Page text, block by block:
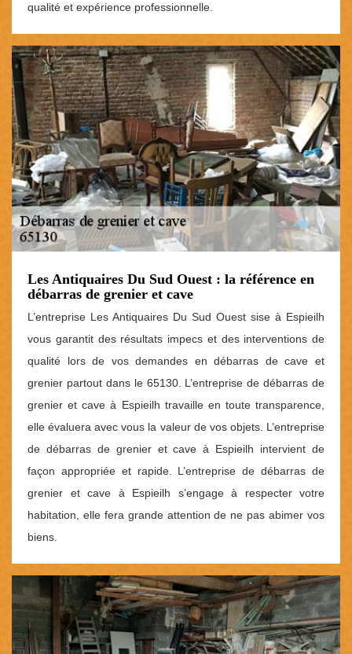
qualité et expérience professionnelle.
Les Antiquaires Du Sud Ouest : la référence en
débarras de grenier et cave
L’entreprise Les Antiquaires Du Sud Ouest sise à Espieilh
vous garantit des résultats impecs et des interventions de
qualité lors de vos demandes en débarras de cave et
grenier partout dans le 65130. L’entreprise de débarras de
grenier et cave à Espieilh travaille en toute transparence,
elle évaluera avec vous la valeur de vos objets. L’entreprise
de débarras de grenier et cave à Espieilh intervient de
façon appropriée et rapide. L’entreprise de débarras de
grenier et cave à Espieilh s’engage à respecter votre
habitation, elle fera grande attention de ne pas abimer vos
biens.